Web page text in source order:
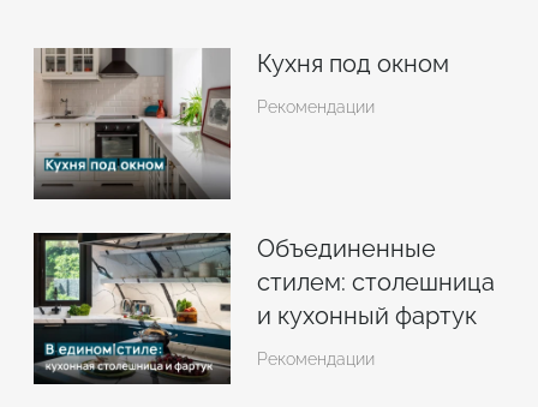
Кухня под окном
Рекомендации
Объединенные
стилем: столешница
и кухонный фартук
из одного материала
Рекомендации